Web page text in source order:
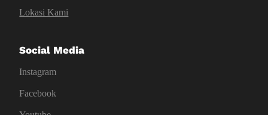
Lokasi Kami
Social Media
Instagram
Facebook